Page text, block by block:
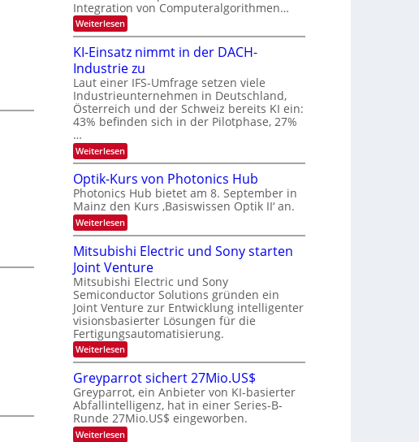
B
i
l
d
v
e
r
a
r
b
e
i
t
u
n
g
s
-
T
r
e
n
d
s
tm
e
l
d
e
t
s
t
a
r
k
e
W
a
h
s
t
u
m
m
e
r
s
t
e
n
H
a
l
b
j
a
h
r
Integration von Computeralgorithmen…
Weiterlesen:
8
9
.
W
E
-
H
e
a
e
s
-
S
e
m
i
n
a
r
KI-Einsatz nimmt in der DACH-
Industrie zu
Laut einer IFS-Umfrage setzen viele
Industrieunternehmen in Deutschland,
Österreich und der Schweiz bereits KI ein:
43% befinden sich in der Pilotphase, 27%
…
Weiterlesen:
K
-
E
i
n
s
a
t
z
n
i
m
m
t
i
n
d
e
r
D
A
C
H
-
Optik-Kurs von Photonics Hub
Photonics Hub bietet am 8. September in
Mainz den Kurs ‚Basiswissen Optik II‘ an.
Weiterlesen:
O
p
t
i
k
-
K
u
r
s
v
o
P
h
o
t
o
n
Mitsubishi Electric und Sony starten
Joint Venture
Mitsubishi Electric und Sony
Semiconductor Solutions gründen ein
Joint Venture zur Entwicklung intelligenter
visionsbasierter Lösungen für die
Fertigungsautomatisierung.
Weiterlesen:
M
t
s
u
b
i
s
Greyparrot sichert 27Mio.US$
Greyparrot, ein Anbieter von KI-basierter
Abfallintelligenz, hat in einer Series-B-
Runde 27Mio.US$ eingeworben.
Weiterlesen: